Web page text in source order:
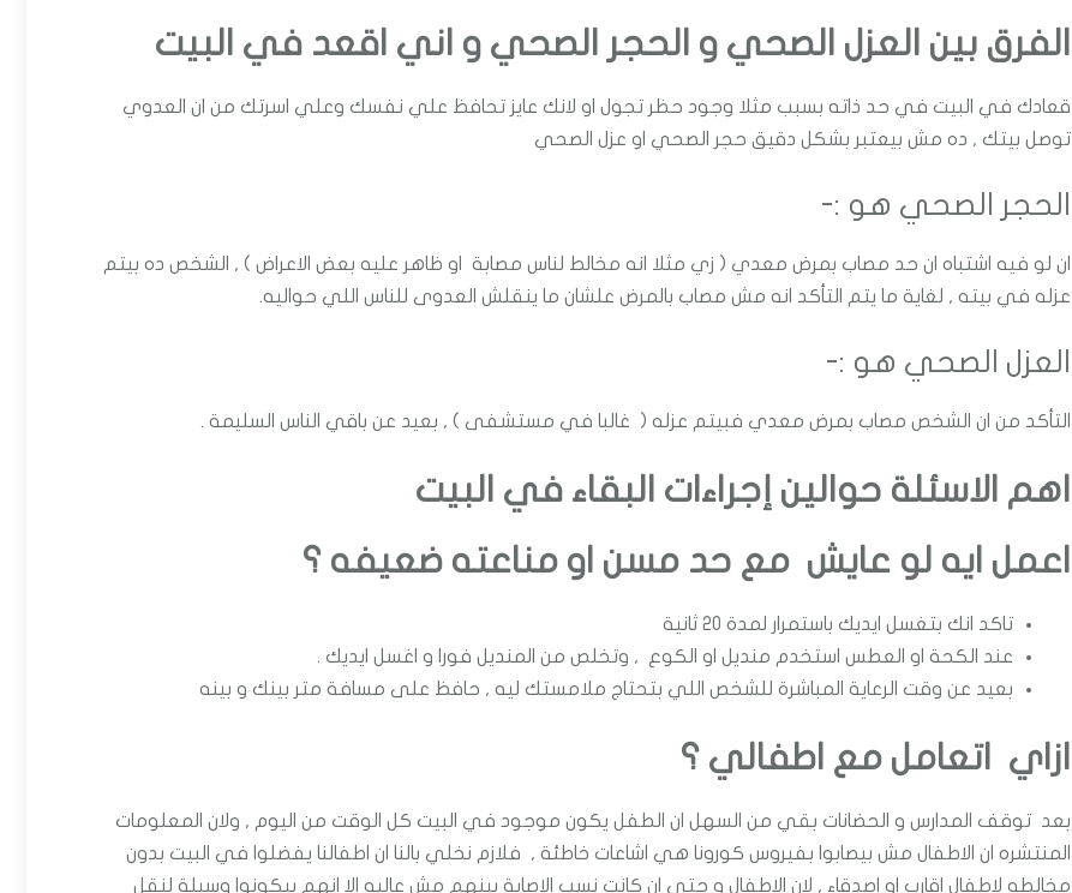
الفرق بين العزل الصحي و الحجر الصحي و اني اقعد في البيت
قعادك في البيت في حد ذاته بسبب مثلا وجود حظر تجول او لانك عايز تحافظ علي نفسك وعلي اسرتك من ان العدوي
توصل بيتك , ده مش بيعتبر بشكل دقيق حجر الصحي او عزل الصحي
الحجر الصحي هو :-
ان لو فيه اشتباه ان حد مصاب بمرض معدي ( زي مثلا انه مخالط لناس مصابة او ظاهر عليه بعض الاعراض ) , الشخص ده بيتم
عزله في بيته , لغاية ما يتم التأكد انه مش مصاب بالمرض علشان ما ينقلش العدوى للناس اللي حواليه.
العزل الصحي هو :-
التأكد من ان الشخص مصاب بمرض معدي فبيتم عزله ( غالبا في مستشفى ) , بعيد عن باقي الناس السليمة .
اهم الاسئلة حوالين إجراءات البقاء في البيت
اعمل ايه لو عايش مع حد مسن او مناعته ضعيفه ؟
تاكد انك بتغسل ايديك باستمرار لمدة 20 ثانية
عند الكحة او العطس استخدم منديل او الكوع , وتخلص من المنديل فورا و اغسل ايديك .
بعيد عن وقت الرعاية المباشرة للشخص اللي بتحتاج ملامستك ليه , حافظ على مسافة متر بينك و بينه
ازاي اتعامل مع اطفالي ؟
بعد توقف المدارس و الحضانات بقي من السهل ان الطفل يكون موجود في البيت كل الوقت من اليوم , ولان المعلومات
المنتشره ان الاطفال مش بيصابوا بفيروس كورونا هي اشاعات خاطئة , فلازم نخلي بالنا ان اطفالنا يفضلوا في البيت بدون
مخالطه لاطفال اقارب او اصدقاء , لان الاطفال و حتي ان كانت نسب الإصابة بينهم مش عاليه الا انهم بيكونوا وسيلة لنقل